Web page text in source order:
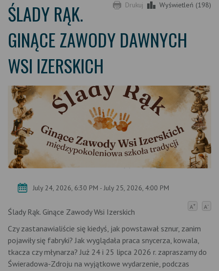
Drukuj Wyświetleń (198)
ŚLADY RĄK.
GINĄCE ZAWODY DAWNYCH
WSI IZERSKICH
July 24, 2026, 6:30 PM - July 25, 2026, 4:00 PM
A+ A-
Ślady Rąk. Ginące Zawody Wsi Izerskich
Czy zastanawialiście się kiedyś, jak powstawał sznur, zanim
pojawiły się fabryki? Jak wyglądała praca snycerza, kowala,
tkacza czy młynarza? Już 24 i 25 lipca 2026 r. zapraszamy do
Świeradowa-Zdroju na wyjątkowe wydarzenie, podczas